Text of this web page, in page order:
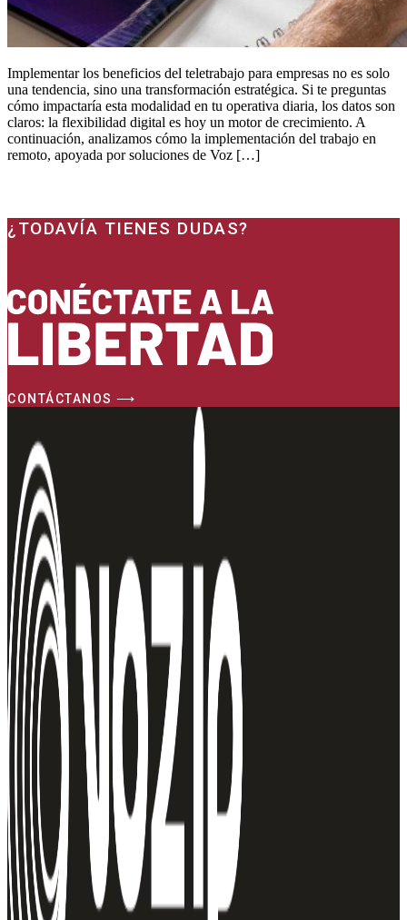
Implementar los beneficios del teletrabajo para empresas no es solo
una tendencia, sino una transformación estratégica. Si te preguntas
cómo impactaría esta modalidad en tu operativa diaria, los datos son
claros: la flexibilidad digital es hoy un motor de crecimiento. A
continuación, analizamos cómo la implementación del trabajo en
remoto, apoyada por soluciones de Voz […]
¿TODAVÍA TIENES DUDAS?
CONTÁCTANOS ⟶